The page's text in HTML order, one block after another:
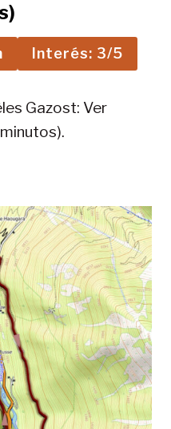
Interés: 3/5
Gazost: Ver